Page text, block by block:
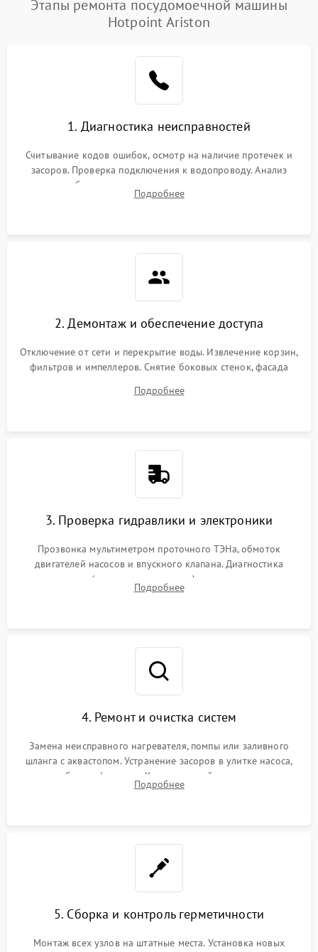
воды
1800 ₽ Подробнее →
1700 ₽
циркуляционным насосом
2100 ₽ Подробнее →
Этапы ремонта посудомоечной машины
Hotpoint Ariston
1. Диагностика неисправностей
Считывание кодов ошибок, осмотр на наличие протечек и
засоров. Проверка подключения к водопроводу. Анализ
жалоб на отсутствие слива, нагрева, вращения
разбрызгивателей или срабатывание системы защиты
Подробнее
2. Демонтаж и обеспечение доступа
Отключение от сети и перекрытие воды. Извлечение корзин,
фильтров и импеллеров. Снятие боковых стенок, фасада
циркуляционному насосу, ТЭНу и сливной помпе.
Подробнее
3. Проверка гидравлики и электроники
Прозвонка мультиметром проточного ТЭНа, обмоток
двигателей насосов и впускного клапана. Диагностика
прессостата (датчика уровня воды), датчика мутности,
концевика дверцы и электронного модуля управления.
Подробнее
4. Ремонт и очистка систем
Замена неисправного нагревателя, помпы или заливного
шланга с аквастопом. Устранение засоров в улитке насоса,
патрубках и фильтрах. Компонентный ремонт платы
управления, восстановление поврежденной проводки.
Подробнее
5. Сборка и контроль герметичности
Монтаж всех узлов на штатные места. Установка новых